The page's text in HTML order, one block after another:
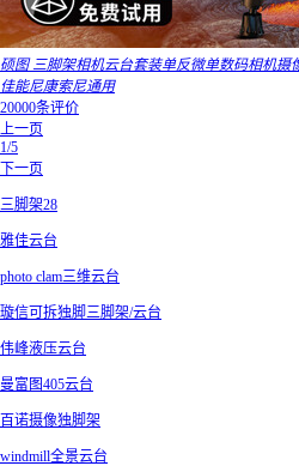
硕图 三脚架相机云台套装单反微单数码相机
佳能尼康索尼通用
20000条评价
上一页
1/5
下一页
三脚架28
雅佳云台
photo clam三维云台
璇信可拆独脚三脚架/云台
伟峰液压云台
曼富图405云台
百诺摄像独脚架
windmill全景云台